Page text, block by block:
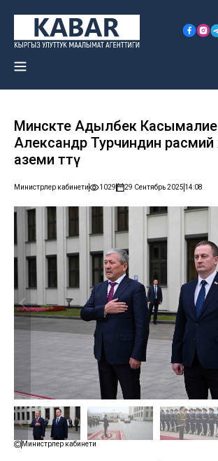
Минскте Адылбек
Александр Турчиндин
аземи өттү
Министрлер кабинети 1029 29 Сентябрь 2025 14:08
Министрлер кабинети